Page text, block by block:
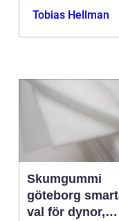
dig så bra
Tobias Hellman
Skumgummi
göteborg smarta
val för dynor,